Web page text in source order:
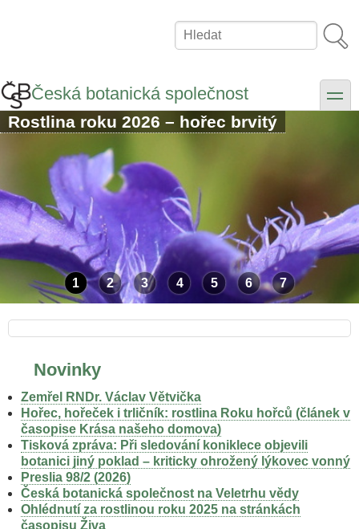
Hledat
Česká botanická společnost toggle
Rostlina roku 2026 – hořec brvitý
1 2 3 4 5 6 7
Novinky
Zemřel RNDr. Václav Větvička
Hořec, hořeček i trličník: rostlina Roku hořců (článek v
časopise Krása našeho domova)
Tisková zpráva: Při sledování koniklece objevili
botanici jiný poklad – kriticky ohrožený lýkovec vonný
Preslia 98/2 (2026)
Česká botanická společnost na Veletrhu vědy
Ohlédnutí za rostlinou roku 2025 na stránkách
časopisu Živa